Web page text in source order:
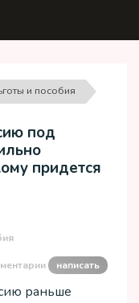
и пособия
под
придется
написать
раньше